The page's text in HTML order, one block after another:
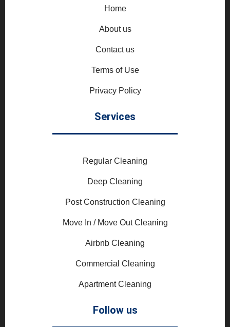
Home
About us
Contact us
Terms of Use
Privacy Policy
Services
Regular Cleaning
Deep Cleaning
Post Construction Cleaning
Move In / Move Out Cleaning
Airbnb Cleaning
Commercial Cleaning
Apartment Cleaning
Follow us